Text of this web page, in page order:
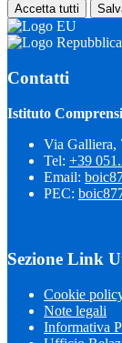
Accetta tutti
Contatti
Istituto
Via Galliera,
Tel: +39
Email:
PEC:
Sezione Link
Cookie
Note legali
Informativa